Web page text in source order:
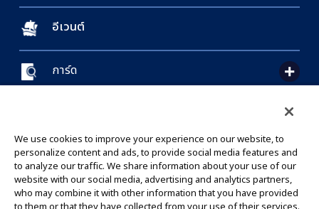
อีเวนต์
การ์ด
GLOBAL ENTRANCE
We use cookies to improve your experience on our website, to
personalize content and ads, to provide social media features and
to analyze our traffic. We share information about your use of our
website with our social media, advertising and analytics partners,
who may combine it with other information that you have provided